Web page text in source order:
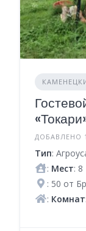
ДОБАВЛЕНО
Тип:
: Мест: 8
: 50 от
: Комнат